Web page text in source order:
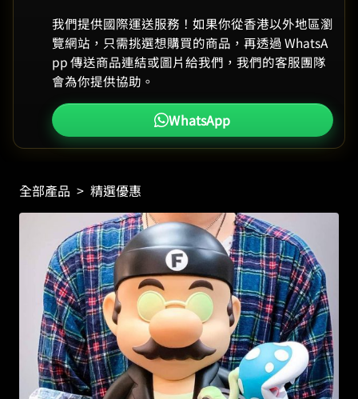
我們提供國際運送服務！如果你從香港以外地區瀏
覽網站，只需挑選想購買的商品，再透過 WhatsA
pp 傳送商品連結或圖片給我們，我們的客服團隊
會為你提供協助。
WhatsApp
全部產品 > 精選優惠